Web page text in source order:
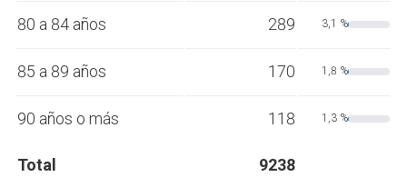
80 a 84 años 289 3,1 %
85 a 89 años 170 1,8 %
90 años o más 118 1,3 %
Total 9238